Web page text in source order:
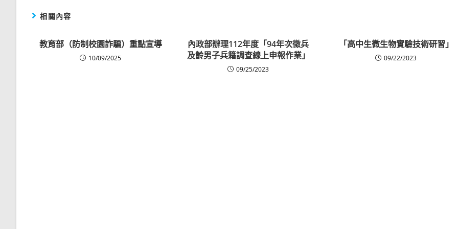
相關內容
教育部（防制校園詐騙）重點宣導
10/09/2025
內政部辦理112年度「94年次徵兵
及齡男子兵籍調查線上申報作業」
09/25/2023
「高中生微生物實驗技術研習」
09/22/2023